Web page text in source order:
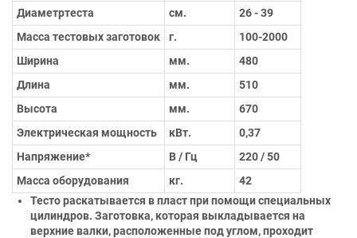
Диаметртеста
см.
26 - 39
Масса тестовых заготовок
г.
100-2000
Ширина
мм.
480
Длина
мм.
510
Высота
мм.
670
Электрическая мощность
кВт.
0,37
Напряжение*
В / Гц
220 / 50
Масса оборудования
кг.
42
Тесто раскатывается в пласт при помощи специальных
цилиндров. Заготовка, которая выкладывается на
верхние валки, расположенные под углом, проходит